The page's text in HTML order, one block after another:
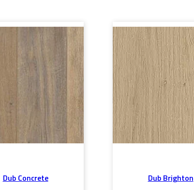
Dub Concrete Dub Brighton